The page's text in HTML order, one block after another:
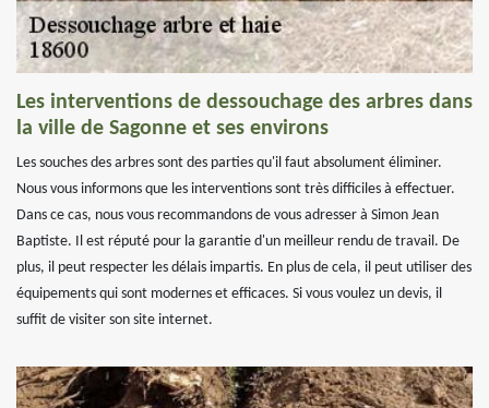
Les interventions de dessouchage des arbres dans
la ville de Sagonne et ses environs
Les souches des arbres sont des parties qu'il faut absolument éliminer.
Nous vous informons que les interventions sont très difficiles à effectuer.
Dans ce cas, nous vous recommandons de vous adresser à Simon Jean
Baptiste. Il est réputé pour la garantie d'un meilleur rendu de travail. De
plus, il peut respecter les délais impartis. En plus de cela, il peut utiliser des
équipements qui sont modernes et efficaces. Si vous voulez un devis, il
suffit de visiter son site internet.